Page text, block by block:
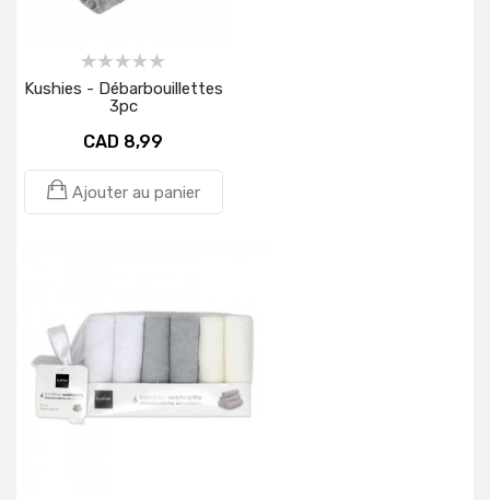
Kushies - Débarbouillettes
3pc
CAD 8,99
Ajouter au panier